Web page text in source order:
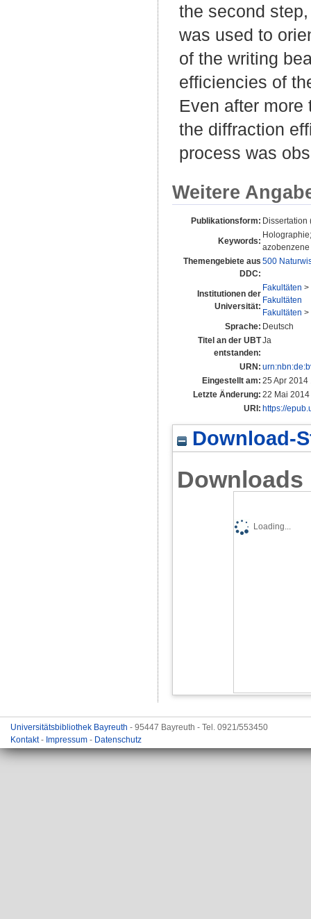
the second
was used to
of the writing
efficiencies of
Even after
the diffraction
process was
Weitere
Publikationsform: Dissertation
Keywords:
Themengebiete aus
DDC:
500
Institutionen der
Universität:
Fakultäten >
Fakultäten
Fakultäten >
Sprache: Deutsch
Titel an der UBT
entstanden:
Ja
URN:
Eingestellt am: 25 Apr 2014
Letzte Änderung: 22 Mai
URI: https://
Download-
Downloads
Loading...
Universitätsbibliothek Bayreuth - 95447 Bayreuth - Tel. 0921/553450
Kontakt- Impressum - Datenschutz